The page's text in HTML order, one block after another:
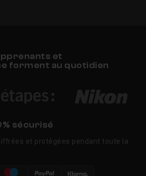
et
forment au quotidien
sécurisé
et protégées pendant toute la